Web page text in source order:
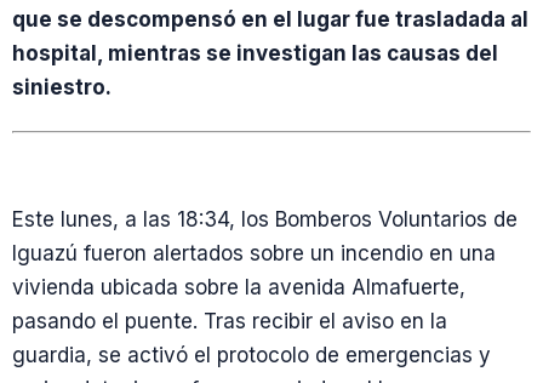
que se descompensó en el lugar fue trasladada al
hospital, mientras se investigan las causas del
siniestro.
Este lunes, a las 18:34, los Bomberos Voluntarios de
Iguazú fueron alertados sobre un incendio en una
vivienda ubicada sobre la avenida Almafuerte,
pasando el puente. Tras recibir el aviso en la
guardia, se activó el protocolo de emergencias y